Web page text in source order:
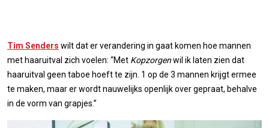
Tim Senders wilt dat er verandering in gaat komen hoe mannen
met haaruitval zich voelen: “Met Kopzorgenwil ik laten zien dat
haaruitval geen taboe hoeft te zijn. 1 op de 3 mannen krijgt ermee
te maken, maar er wordt nauwelijks openlijk over gepraat, behalve
in de vorm van grapjes.”